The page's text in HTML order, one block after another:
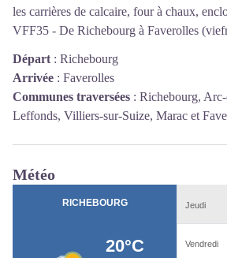
les carrières de calcaire, four à chaux,
VFF35 - De Richebourg à Faverolles
Départ : Richebourg
Arrivée : Faverolles
Communes traversées : Richebourg,
Leffonds, Villiers-sur-Suize, Marac et
Météo